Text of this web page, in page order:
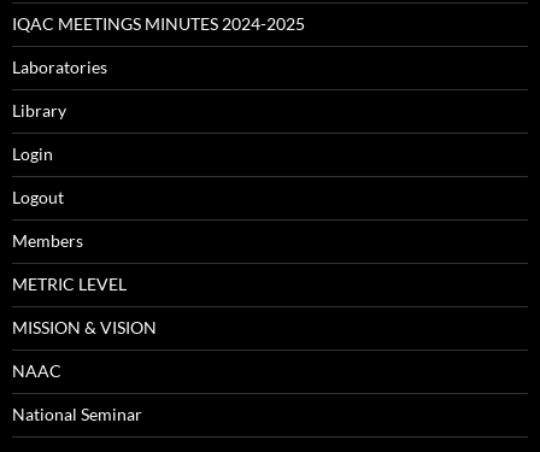
IQAC MEETINGS MINUTES 2024-2025
Laboratories
Library
Login
Logout
Members
METRIC LEVEL
MISSION & VISION
NAAC
National Seminar